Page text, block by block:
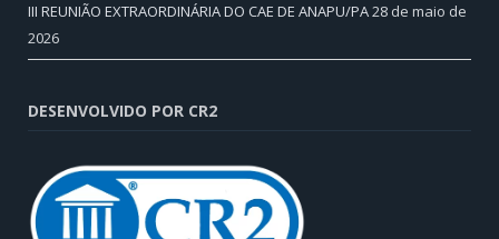
III REUNIÃO EXTRAORDINÁRIA DO CAE DE ANAPU/PA28 de maio de
2026
DESENVOLVIDO POR CR2